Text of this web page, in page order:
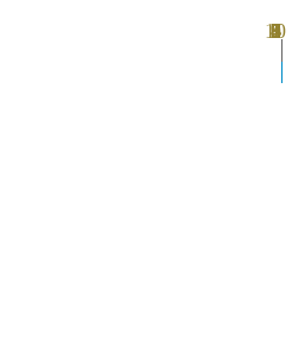
1
2
3
4
5
6
7
8
9
10